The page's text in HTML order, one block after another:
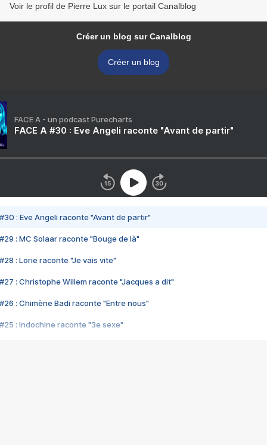
Voir le profil de Pierre Lux sur le portail Canalblog
Créer un blog sur Canalblog
Créer un blog
FACE A - un podcast Purecharts
FACE A #30 : Eve Angeli raconte "Avant de partir"
#30 : Eve Angeli raconte "Avant de partir"
#29 : MC Solaar raconte "Bouge de là"
#28 : Lorie raconte "Je vais vite"
#27 : Christophe Willem raconte "Jacques a dit"
#26 : Chimène Badi raconte "Entre nous"
#25 : Indochine raconte "3e sexe"